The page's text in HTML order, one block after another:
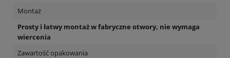
Montaż
Prosty i łatwy montaż w fabryczne otwory, nie wymaga
wiercenia
Zawartość opakowania